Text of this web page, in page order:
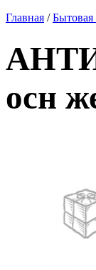
Главная /
осн